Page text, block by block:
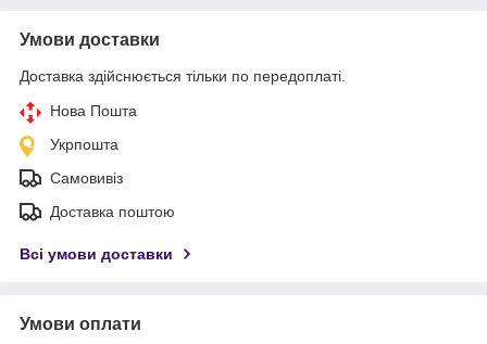
Умови доставки
Доставка здійснюється тільки по передоплаті.
Нова Пошта
Укрпошта
Самовивіз
Доставка поштою
Всі умови доставки
Умови оплати